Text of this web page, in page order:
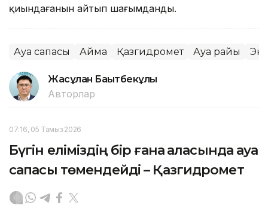
қиындағанын айтып шағымданды.
Ауа сапасы Аймақ Қазгидромет Ауа райы
Жасұлан Бақытбекұлы
Авторлар
07:16, 05 Тамыз 2026
Бүгін еліміздің бір ғана қаласында ауа
сапасы төмендейді – Қазгидромет